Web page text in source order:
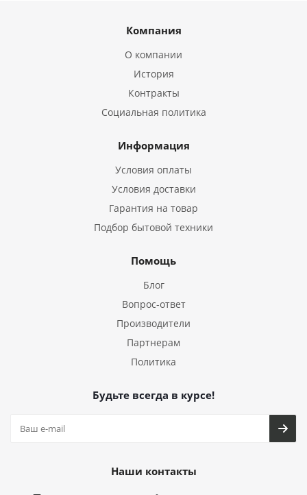
Компания
О компании
История
Контракты
Социальная политика
Информация
Условия оплаты
Условия доставки
Гарантия на товар
Подбор бытовой техники
Помощь
Блог
Вопрос-ответ
Производители
Партнерам
Политика
Будьте всегда в курсе!
Наши контакты